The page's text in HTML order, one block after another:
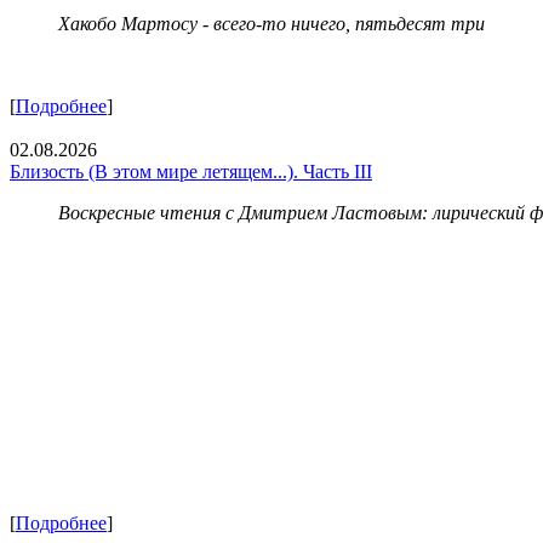
Хакобо Мартосу - всего-то ничего, пятьдесят три
[Подробнее]
02.08.2026
Близость (В этом мире летящем...). Часть III
Воскресные чтения с Дмитрием Ластовым: лирический
[Подробнее]